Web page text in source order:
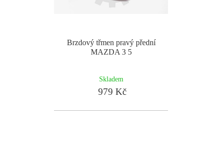
Brzdový třmen pravý přední
MAZDA 3 5
Skladem
979 Kč